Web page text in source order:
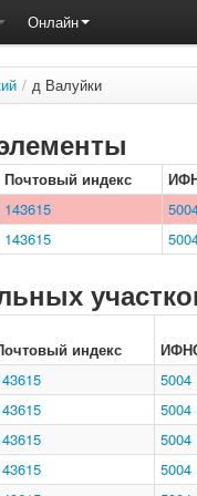
Онлайн
/ д Валуйки
Почтовый индекс
143615
143615
индекс
5004
5004
5004
5004